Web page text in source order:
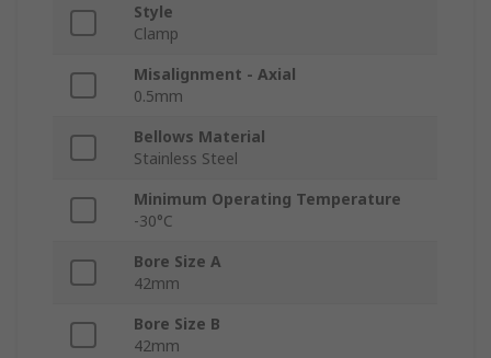
Style
Clamp
Misalignment - Axial
0.5mm
Bellows Material
Stainless Steel
Minimum Operating Temperature
-30°C
Bore Size A
42mm
Bore Size B
42mm